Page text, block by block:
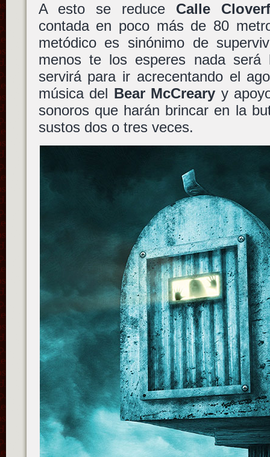
A esto se reduce Calle
contada en poco más de 80
metódico es sinónimo de
menos te los esperes nada
servirá para ir acrecentando el
música del Bear McCreary y
sonoros que harán brincar en la
sustos dos o tres veces.